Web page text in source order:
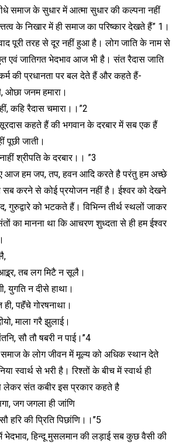
समाज के सुधार में आत्मा सुधार की कल्पना नहीं
के निखार में ही समाज का परिष्कार देखते हैं” 1।
पूरी तरह से दूर नहीं हुआ है। लोग जाति के नाम से
एवं जातिगत भेदभाव आज भी है। संत रैदास जाति
की प्रधानता पर बल देते हैं और कहते हैं-
ओछा जनम हमारा।
कहि रैदास चमारा।।”2
कहते हैं की भगवान के दरबार में सब एक हैं
पूछी जाती।
श्रीपति के दरबार।। ”3
आज हम जप, तप, हवन आदि करते है परंतु हम अच्छे
करने से कोई प्रयोजन नहीं है। ईश्वर को देखने
गुरुद्वारे को भटकते हैं। विभिन्न तीर्थ स्थलों जाकर
का मानना था कि आचरण शुध्दता से ही हम ईश्वर
तब लग मिटै न सूलै।
युगति न दीसे हाथा।
पहॅंचे गोरषनाथा।
माला गरै झुलाई।
सौ तौ षबरी न पाई।’’4
के लोग जीवन में मूल्य को अधिक स्थान देते
स्वार्थ से भरी है। रिश्तों के बीच में स्वार्थ ही
लेकर संत कबीर इस प्रकार कहते है
जग जगला ही जांणि
की प्रिति पिछांणि।।’’5
भेदभाव, हिन्दू मुसलमान की लड़ाई सब कुछ वैसी की